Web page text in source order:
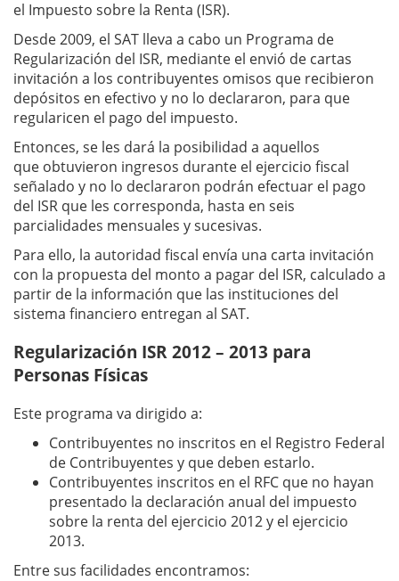
el Impuesto sobre la Renta (ISR).
Desde 2009, el SAT lleva a cabo un Programa de
Regularización del ISR, mediante el envió de cartas
invitación a los contribuyentes omisos que recibieron
depósitos en efectivo y no lo declararon, para que
regularicen el pago del impuesto.
Entonces, se les dará la posibilidad a aquellos
que obtuvieron ingresos durante el ejercicio fiscal
señalado y no lo declararon podrán efectuar el pago
del ISR que les corresponda, hasta en seis
parcialidades mensuales y sucesivas.
Para ello, la autoridad fiscal envía una carta invitación
con la propuesta del monto a pagar del ISR, calculado a
partir de la información que las instituciones del
sistema financiero entregan al SAT.
Regularización ISR 2012 – 2013 para
Personas Físicas
Este programa va dirigido a:
Contribuyentes no inscritos en el Registro Federal
de Contribuyentes y que deben estarlo.
Contribuyentes inscritos en el RFC que no hayan
presentado la declaración anual del impuesto
sobre la renta del ejercicio 2012 y el ejercicio
2013.
Entre sus facilidades encontramos: